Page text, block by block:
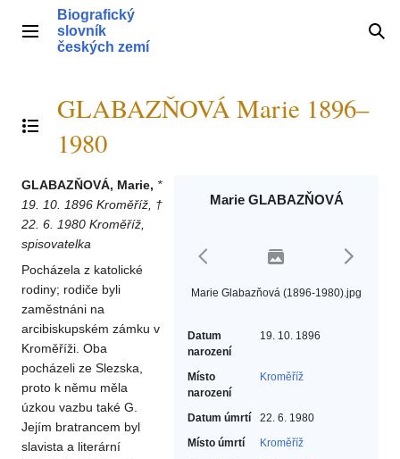
obsahHlavní menu
Biografický
slovník
českých zemí
Přepnout obsah
GLABAZŇOVÁ Marie 1896–
1980
Marie GLABAZŇOVÁ
Marie Glabazňová (1896-1980).jpg
Datum
narození
19. 10. 1896
Místo
narození
Kroměříž
Datum úmrtí
22. 6. 1980
Místo úmrtí
Kroměříž
GLABAZŇOVÁ, Marie, *
19. 10. 1896 Kroměříž, †
22. 6. 1980 Kroměříž,
spisovatelka
Pocházela z katolické
rodiny; rodiče byli
zaměstnáni na
arcibiskupském zámku v
Kroměříži. Oba
pocházeli ze Slezska,
proto k němu měla
úzkou vazbu také G.
Jejím bratrancem byl
slavista a literární